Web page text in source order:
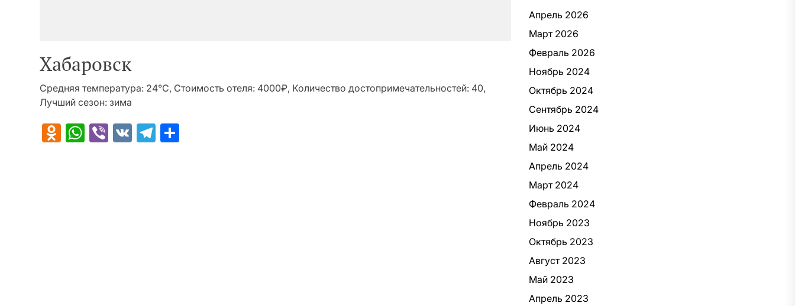
Хабаровск
Средняя температура: 24°C, Стоимость отеля: 4000₽, Количество достопримечательностей: 40,
Лучший сезон: зима
Odnoklassniki
WhatsApp
Viber
VK Telegram
Апрель 2026
Март 2026
Февраль 2026
Ноябрь 2024
Октябрь 2024
Сентябрь 2024
Июнь 2024
Май 2024
Апрель 2024
Март 2024
Февраль 2024
Ноябрь 2023
Октябрь 2023
Август 2023
Май 2023
Апрель 2023